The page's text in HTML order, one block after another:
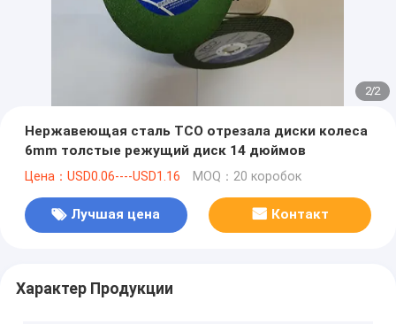
2/2
Нержавеющая сталь TCO отрезала диски колеса
6mm толстые режущий диск 14 дюймов
Цена：USD0.06----USD1.16 MOQ：20 коробок
Лучшая цена Контакт
Характер Продукции